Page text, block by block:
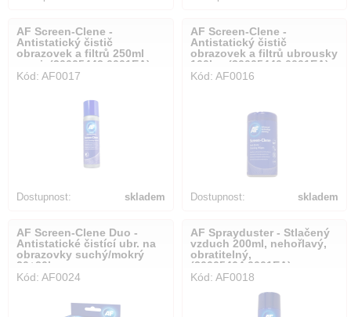
AF Screen-Clene -
Antistatický čistič
obrazovek a filtrů 250ml
sprej, (30005442.0001EA)
Kód: AF0017
Dostupnost: skladem
AF Screen-Clene -
Antistatický čistič
obrazovek a filtrů ubrousky
100ks, (30005440.0001EA)
Kód: AF0016
Dostupnost: skladem
AF Screen-Clene Duo -
Antistatické čistící ubr. na
obrazovky suchý/mokrý
20+20ks,
(30005389.0001EA)
Kód: AF0024
AF Sprayduster - Stlačený
vzduch 200ml, nehořlavý,
obratitelný,
(30005464.0001EA)
Kód: AF0018